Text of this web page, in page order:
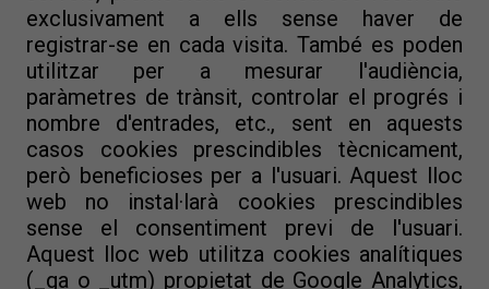
exclusivament a ells sense haver de
registrar-se en cada visita. També es poden
utilitzar per a mesurar l'audiència,
paràmetres de trànsit, controlar el progrés i
nombre d'entrades, etc., sent en aquests
casos cookies prescindibles tècnicament,
però beneficioses per a l'usuari. Aquest lloc
web no instal·larà cookies prescindibles
sense el consentiment previ de l'usuari.
Aquest lloc web utilitza cookies analítiques
(_ga o _utm) propietat de Google Analytics,